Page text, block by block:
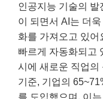
인공지능 기술의 발
이 되면서 AI는 더
화를 가져오고 있어
빠르게 자동화되고
시에 새로운 직업의
기준, 기업의
를 도입했으며, 이